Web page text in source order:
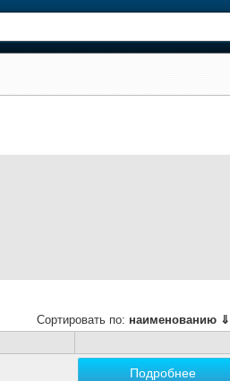
Сортировать по: наименованию ⇓
Подробнее